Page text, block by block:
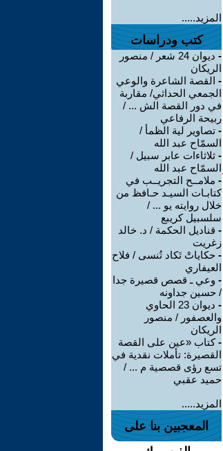
المزيد.....
كتب ودراسات
-
ديوان 24 شعر / منصور
الريكان
- القصة الشاعرة والوعي
الجمعي الحداثي/ مقاربة
في دور القصة الش ... /
ربيحة الرفاعي
- تصاوير لية الظمأ /
السمّاح عبد الله
- ثلاثاءات عابر سبيل /
السمّاح عبد الله
- ملامــح التجريــب في
كتابـات السيـد حـافظ من
خلال روايته يو ... /
سلسبيل كريبع
- قناديل الحكمة / د. خالد
زغريت
- حكاياتْ تَكاد تُنسى / فلاح
العيفاري
- وعي ـ قصص قصيرة جدا
/ حسين جداونه
-
ديوان 23 الحاوي
والعصفور / منصور
الريكان
-كتاب «عين على القصة
القصيرة: تأملات نقدية في
تسع رؤى قصصية م ... /
حميد عقبي
المزيد.....
المعجبين بنا على